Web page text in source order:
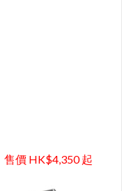
售價 HK$4,350 起